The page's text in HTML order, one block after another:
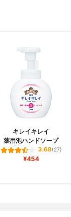
キレイキレイ
薬用泡ハンドソープ
3.68(27)
¥454